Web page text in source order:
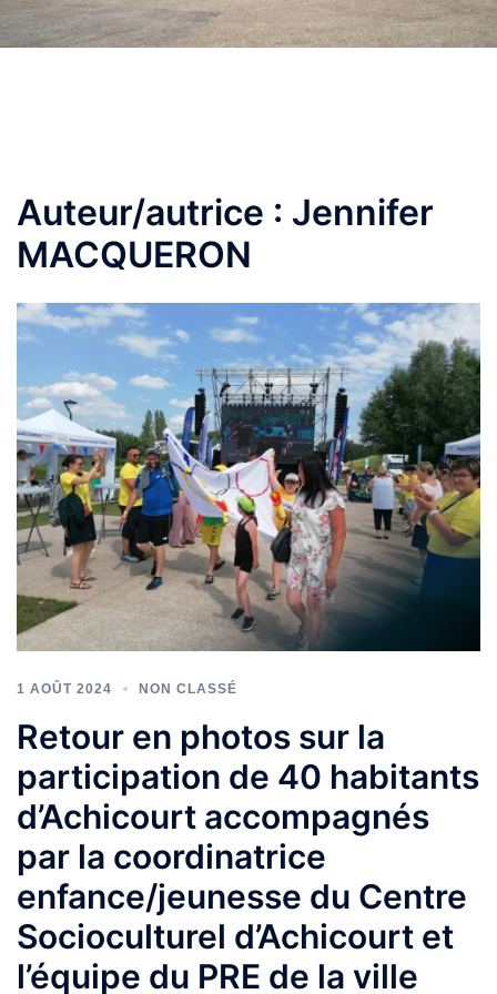
Auteur/autrice : Jennifer
MACQUERON
1 AOÛT 2024 NON CLASSÉ
Retour en photos sur la
participation de 40 habitants
d’Achicourt accompagnés
par la coordinatrice
enfance/jeunesse du Centre
Socioculturel d’Achicourt et
l’équipe du PRE de la ville